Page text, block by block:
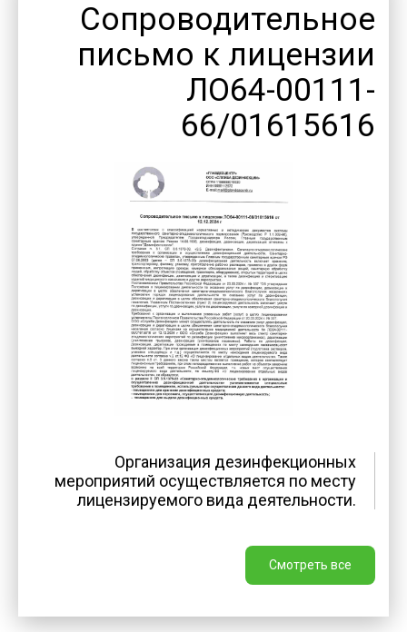
Сопроводительное
письмо к лицензии
ЛО64-00111-
66/01615616
Организация дезинфекционных
мероприятий осуществляется по месту
лицензируемого вида деятельности.
Смотреть все